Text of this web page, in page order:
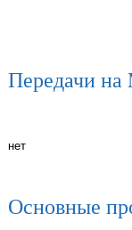
Передачи на
нет
Основные